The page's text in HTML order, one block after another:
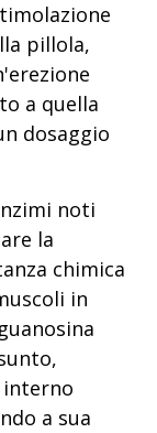
pillola,
a quella
dosaggio
noti
la
chimica
in
a sua